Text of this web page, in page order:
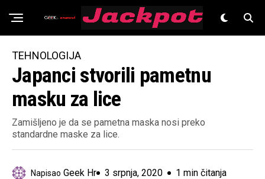
Znanost
TEHNOLOGIJA
Japanci stvorili pametnu
masku za lice
Zamišljeno je da se pametna maska nosi preko
standardne maske za lice.
Napisao Geek Hr 3 srpnja, 2020 1 min čitanja